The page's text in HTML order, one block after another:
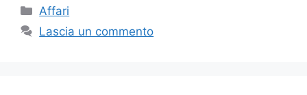
Categorie
Affari
Lascia un commento